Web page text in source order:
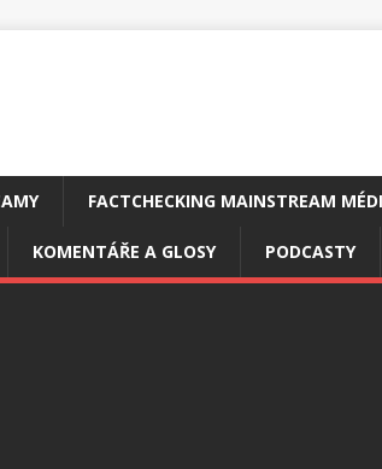
FACTCHECKING MAINSTREAM
KOMENTÁŘE A GLOSY PODCASTY